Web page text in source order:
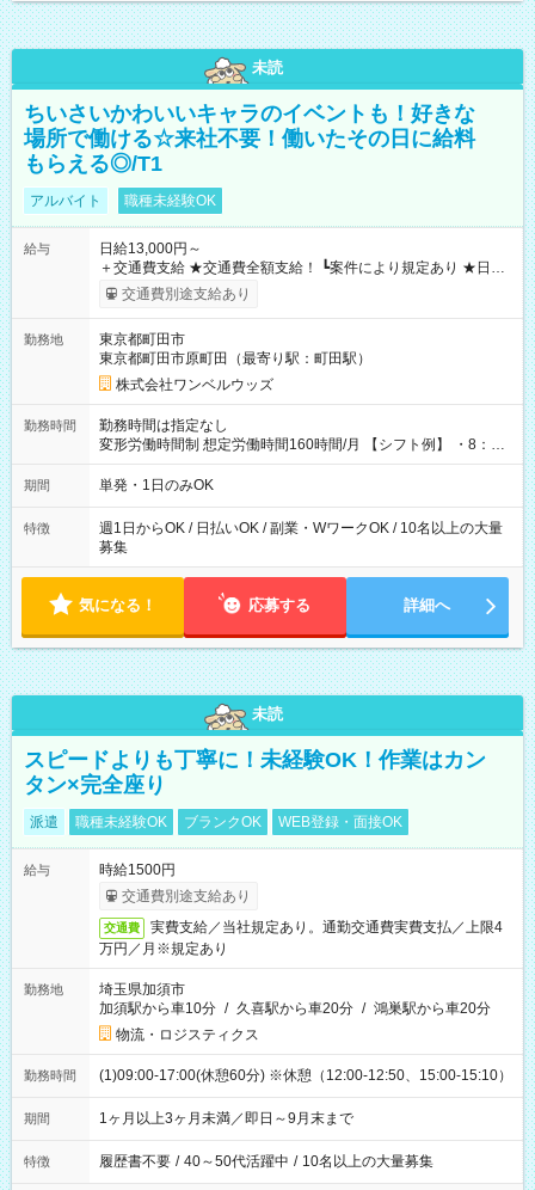
未読
ちいさいかわいいキャラのイベントも！好きな
場所で働ける☆来社不要！働いたその日に給料
もらえる◎/T1
アルバイト 職種未経験OK
給与
日給13,000円～
＋交通費支給 ★交通費全額支給！ ┗案件により規定あり ★日払
いOK！（規定あり） ┗働いたその日に現金GET♪ お仕事後はコ
ンビニATMから 日払い分を引き落とせます！ 【試用期間】試
交通費別途支給あり
勤務地
東京都町田市
東京都町田市原町田（最寄り駅：町田駅）
株式会社ワンベルウッズ
勤務時間
勤務時間は指定なし
変形労働時間制 想定労働時間160時間/月 【シフト例】 ・8：00
～21：00
期間 単発・1日のみOK
特徴
週1日からOK / 日払いOK / 副業・WワークOK / 10名以上の大量
募集
気になる！ 応募する 詳細へ
未読
スピードよりも丁寧に！未経験OK！作業はカン
タン×完全座り
派遣 職種未経験OK ブランクOK WEB登録・面接OK
給与
時給1500円
交通費別途支給あり
交通費
実費支給／当社規定あり。通勤交通費実費支払／上限4
万円／月※規定あり
勤務地
埼玉県加須市
加須駅から車10分 / 久喜駅から車20分 / 鴻巣駅から車20分
物流・ロジスティクス
勤務時間 (1)09:00-17:00(休憩60分) ※休憩（12:00-12:50、15:00-15:10）
期間 1ヶ月以上3ヶ月未満／即日～9月末まで
特徴 履歴書不要 / 40～50代活躍中 / 10名以上の大量募集